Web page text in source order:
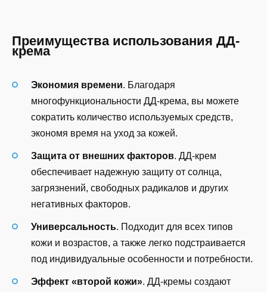
Преимущества использования ДД-
крема
Экономия времени. Благодаря
многофункциональности ДД-крема, вы можете
сократить количество используемых средств,
экономя время на уход за кожей.
Защита от внешних факторов. ДД-крем
обеспечивает надежную защиту от солнца,
загрязнений, свободных радикалов и других
негативных факторов.
Универсальность. Подходит для всех типов
кожи и возрастов, а также легко подстраивается
под индивидуальные особенности и потребности.
Эффект «второй кожи». ДД-кремы создают